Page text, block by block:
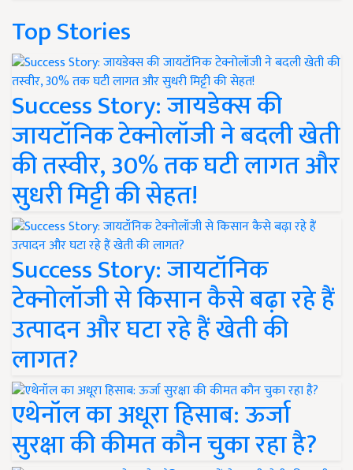
Top Stories
Success Story: जायडेक्स की
जायटॉनिक टेक्नोलॉजी ने बदली खेती
की तस्वीर, 30% तक घटी लागत और
सुधरी मिट्टी की सेहत!
Success Story: जायटॉनिक
टेक्नोलॉजी से किसान कैसे बढ़ा रहे हैं
उत्पादन और घटा रहे हैं खेती की
लागत?
एथेनॉल का अधूरा हिसाब: ऊर्जा
सुरक्षा की कीमत कौन चुका रहा है?